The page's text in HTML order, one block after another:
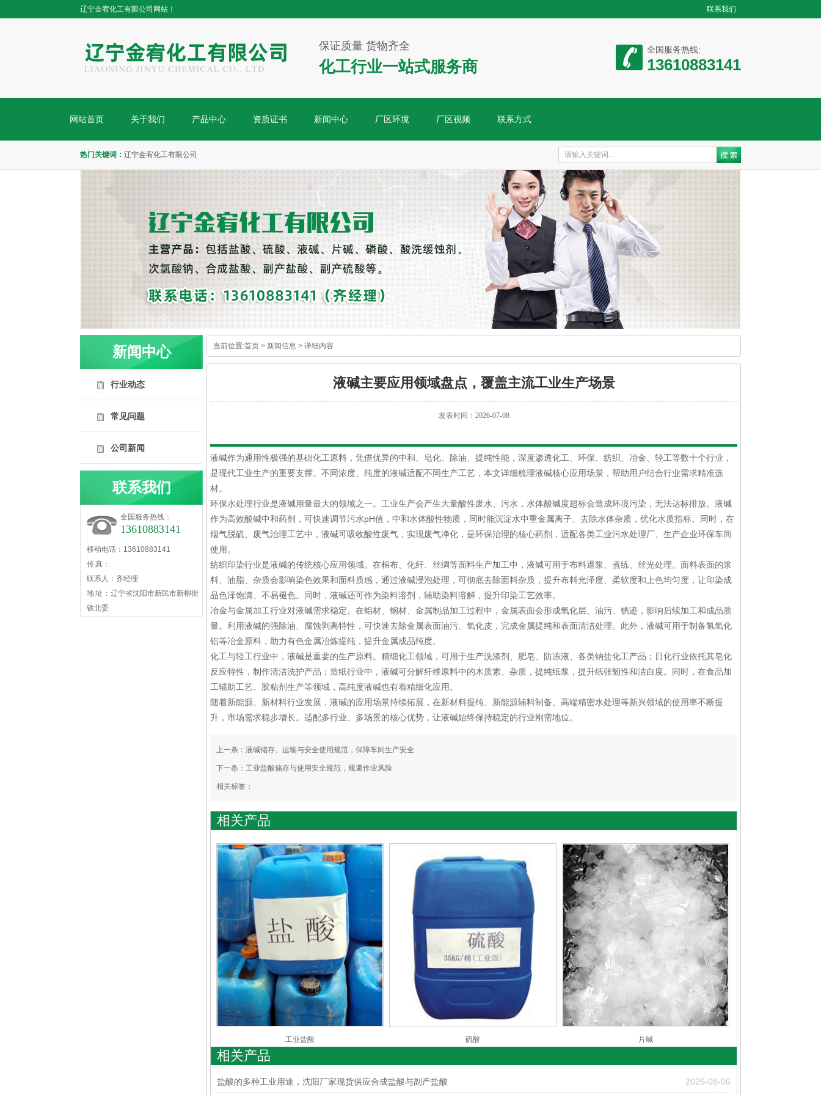
联系我们
辽宁金宥化工有限公司网站！
保证质量 货物齐全
化工行业一站式服务商
全国服务热线:
13610883141
网站首页 关于我们 产品中心 资质证书 新闻中心 厂区环境 厂区视频 联系方式
热门关键词： 辽宁金宥化工有限公司
当前位置:首页 > 新闻信息 > 详细内容
液碱主要应用领域盘点，覆盖主流工业生产场景
发表时间：2026-07-08
液碱作为通用性极强的基础化工原料，凭借优异的中和、皂化、除油、提纯性能，深度渗透化工、环保、纺织、冶金、轻工等数十个行业，
是现代工业生产的重要支撑。不同浓度、纯度的液碱适配不同生产工艺，本文详细梳理液碱核心应用场景，帮助用户结合行业需求精准选
材。
环保水处理行业是液碱用量最大的领域之一。工业生产会产生大量酸性废水、污水，水体酸碱度超标会造成环境污染，无法达标排放。液碱
作为高效酸碱中和药剂，可快速调节污水pH值，中和水体酸性物质，同时能沉淀水中重金属离子、去除水体杂质，优化水质指标。同时，在
烟气脱硫、废气治理工艺中，液碱可吸收酸性废气，实现废气净化，是环保治理的核心药剂，适配各类工业污水处理厂、生产企业环保车间
使用。
纺织印染行业是液碱的传统核心应用领域。在棉布、化纤、丝绸等面料生产加工中，液碱可用于布料退浆、煮练、丝光处理。面料表面的浆
料、油脂、杂质会影响染色效果和面料质感，通过液碱浸泡处理，可彻底去除面料杂质，提升布料光泽度、柔软度和上色均匀度，让印染成
品色泽饱满、不易褪色。同时，液碱还可作为染料溶剂，辅助染料溶解，提升印染工艺效率。
冶金与金属加工行业对液碱需求稳定。在铝材、钢材、金属制品加工过程中，金属表面会形成氧化层、油污、锈迹，影响后续加工和成品质
量。利用液碱的强除油、腐蚀剥离特性，可快速去除金属表面油污、氧化皮，完成金属提纯和表面清洁处理。此外，液碱可用于制备氢氧化
铝等冶金原料，助力有色金属冶炼提纯，提升金属成品纯度。
化工与轻工行业中，液碱是重要的生产原料。精细化工领域，可用于生产洗涤剂、肥皂、防冻液、各类钠盐化工产品；日化行业依托其皂化
反应特性，制作清洁洗护产品；造纸行业中，液碱可分解纤维原料中的木质素、杂质，提纯纸浆，提升纸张韧性和洁白度。同时，在食品加
工辅助工艺、胶粘剂生产等领域，高纯度液碱也有着精细化应用。
随着新能源、新材料行业发展，液碱的应用场景持续拓展，在新材料提纯、新能源辅料制备、高端精密水处理等新兴领域的使用率不断提
升，市场需求稳步增长。适配多行业、多场景的核心优势，让液碱始终保持稳定的行业刚需地位。
上一条： 液碱储存、运输与安全使用规范，保障车间生产安全
下一条： 工业盐酸储存与使用安全规范，规避作业风险
相关标签：
相关产品
工业盐酸 硫酸 片碱
相关产品
盐酸的多种工业用途，沈阳厂家现货供应合成盐酸与副产盐酸 2026-08-06
新闻中心
行业动态
常见问题
公司新闻
联系我们
全国服务热线：
13610883141
移动电话：13610883141
传 真：
联系人：齐经理
地 址： 辽宁省沈阳市新民市新柳街
铁北委